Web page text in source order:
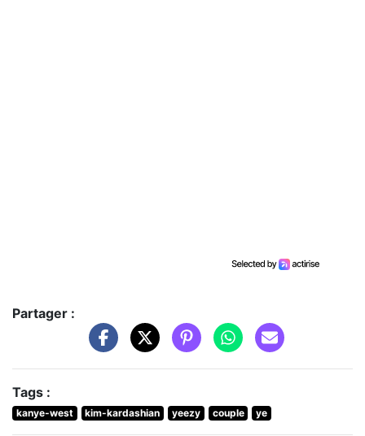
Partager :
Tags :
kanye-west kim-kardashian yeezy couple ye